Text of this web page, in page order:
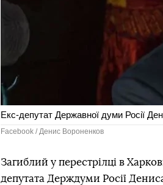
Екс-депутат Державної думи Росії
Facebook / Денис Вороненков
Загиблий у перестрілці в
депутата Держдуми Росії